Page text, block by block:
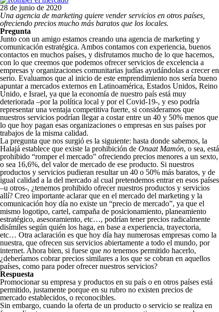
28 de junio de 2020
Una agencia de marketing quiere vender servicios en otros países,
ofreciendo precios mucho más baratos que los locales.
Pregunta
Junto con un amigo estamos creando una agencia de marketing y
comunicación estratégica. Ambos contamos con experiencia, buenos
contactos en muchos países, y disfrutamos mucho de lo que hacemos,
con lo que creemos que podemos ofrecer servicios de excelencia a
empresas y organizaciones comunitarias judías ayudándolas a crecer en
serio. Evaluamos que al inicio de este emprendimiento nos sería bueno
apuntar a mercados externos en Latinoamérica, Estados Unidos, Reino
Unido, e Israel, ya que la economía de nuestro país está muy
deteriorada –por la política local y por el Covid-19-, y eso podría
representar una ventaja competitiva fuerte, si consideramos que
nuestros servicios podrían llegar a costar entre un 40 y 50% menos que
lo que hoy pagan esas organizaciones o empresas en sus países por
trabajos de la misma calidad.
La pregunta que nos surgió es la siguiente: hasta donde sabemos, la
Halajá establece que existe la prohibición de Onaat Mamón, o sea, está
prohibido “romper el mercado” ofreciendo precios menores a un sexto,
o sea 16,6%, del valor de mercado de ese producto. Si nuestros
productos y servicios pudieran resultar un 40 o 50% más baratos, y de
igual calidad a la del mercado al cual pretendemos entrar en esos países
–u otros-, ¿tenemos prohibido ofrecer nuestros productos y servicios
allí? Creo importante aclarar que en el mercado del marketing y la
comunicación hoy día no existe un “precio de mercado”, ya que el
mismo logotipo, cartel, campaña de posicionamiento, planeamiento
estratégico, asesoramiento, etc…, podrían tener precios radicalmente
disímiles según quién los haga, en base a experiencia, trayectoria,
etc… Otra aclaración es que hoy día hay numerosas empresas como la
nuestra, que ofrecen sus servicios abiertamente a todo el mundo, por
internet. Ahora bien, si fuese que no tenemos permitido hacerlo,
¿deberíamos cobrar precios similares a los que se cobran en aquellos
países, como para poder ofrecer nuestros servicios?
Respuesta
Promocionar su empresa y productos en su país o en otros países está
permitido, justamente porque en su rubro no existen precios de
mercado establecidos, o reconocibles.
Sin embargo, cuando la oferta de un producto o servicio se realiza en